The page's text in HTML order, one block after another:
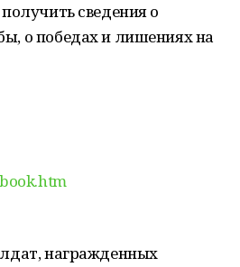
сведения о
о победах и лишениях на
награжденных